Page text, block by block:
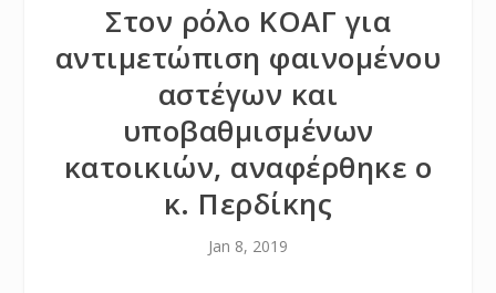
Στον ρόλο ΚΟΑΓ για
αντιμετώπιση φαινομένου
αστέγων και
υποβαθμισμένων
κατοικιών, αναφέρθηκε ο
κ. Περδίκης
Jan 8, 2019